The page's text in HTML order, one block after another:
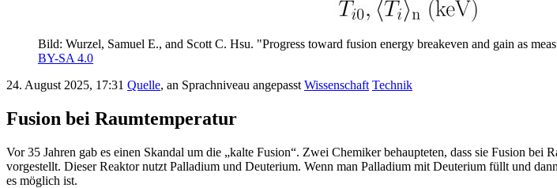
Bild: Wurzel, Samuel E., and Scott C. Hsu. "Progress toward fusion energy breakeven and gain as
BY-SA 4.0
24. August 2025, 17:31 Quelle, an Sprachniveau angepasst Wissenschaft Technik
Fusion bei Raumtemperatur
Vor 35 Jahren gab es einen Skandal um die „kalte Fusion“. Zwei Chemiker behaupteten, dass sie Fusion
vorgestellt. Dieser Reaktor nutzt Palladium und Deuterium. Wenn man Palladium mit Deuterium füllt und
es möglich ist.